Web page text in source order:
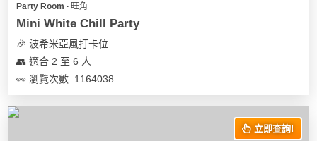
Party Room ∙ 旺角
Mini White Chill Party
🎉 波希米亞風打卡位
👥 適合 2 至 6 人
👀 瀏覽次數: 1164038
立即查詢!